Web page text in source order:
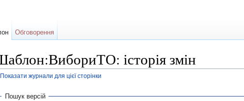
історія змін
Показати журнали для цієї сторінки
Пошук версій
Обговорення